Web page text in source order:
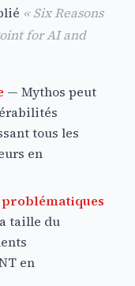
« Six Reasons
for AI and
— Mythos peut
tous les
en
taille du
en